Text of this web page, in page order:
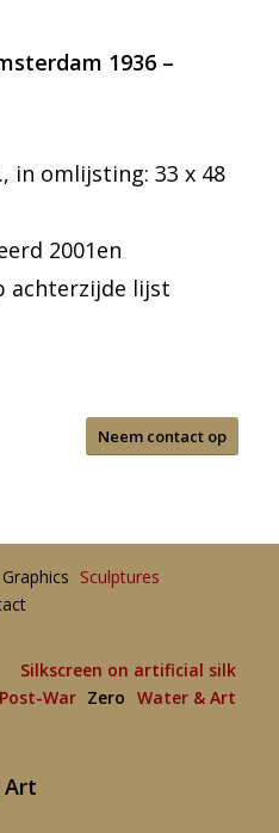
1936 –
in omlijsting: 33 x 48
2001en
achterzijde lijst
Neem contact op
Sculptures
Silkscreen on artificial silk
Post-War Zero Water & Art